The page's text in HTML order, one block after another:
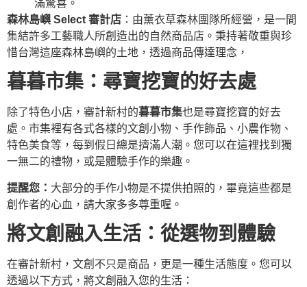
滿驚喜。
森林島嶼 Select 審計店 ：由薰衣草森林團隊所經營，是一間
集結許多工藝職人所創造出的自然商品店。秉持著敬重與珍
惜台灣這座森林島嶼的土地，透過商品傳達理念，
暮暮市集：尋寶挖寶的好去處
除了特色小店，審計新村的暮暮市集也是尋寶挖寶的好去
處。市集裡有各式各樣的文創小物、手作飾品、小農作物、
特色美食等，每到假日總是擠滿人潮。您可以在這裡找到獨
一無二的禮物，或是體驗手作的樂趣。
提醒您： 大部分的手作小物是不提供拍照的，畢竟這些都是
創作者的心血，請大家多多尊重喔。
將文創融入生活：從選物到體驗
在審計新村，文創不只是商品，更是一種生活態度。您可以
透過以下方式，將文創融入您的生活：